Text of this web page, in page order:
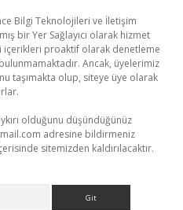
Bilgi Teknolojileri ve İletişim
bir Yer Sağlayıcı olarak hizmet
içerikleri proaktif olarak denetleme
Ancak, üyelerimiz
taşımakta olup, siteye üye olarak
olduğunu düşündüğünüz
adresine bildirmeniz
sitemizden kaldırılacaktır.